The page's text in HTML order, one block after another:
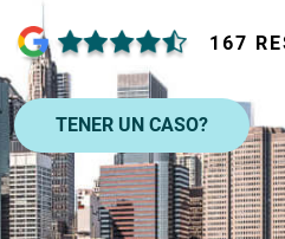
167
TENER UN CASO?